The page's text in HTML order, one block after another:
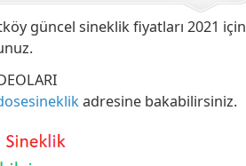
güncel sineklik fiyatları 2021 için
adresine bakabilirsiniz.